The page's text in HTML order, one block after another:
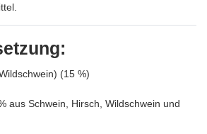
(15 %)
aus Schwein, Hirsch, Wildschwein und